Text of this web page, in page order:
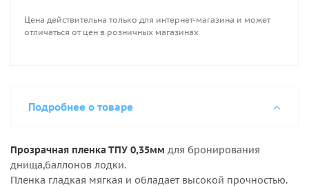
контакте с пищей, питьевой водой
- не вызывает аллергии при контакте с кожей
– сшивающий агент
Цена действительна только для интернет-магазина и может
отличаться от цен в розничных магазинах
Подробнее о товаре
Прозрачная пленка ТПУ 0,35мм для бронирования
днища,баллонов лодки.
Пленка гладкая мягкая и обладает высокой прочностью.